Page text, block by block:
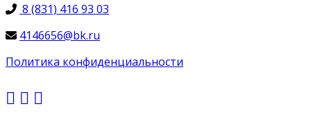
8 (831) 416 93 03
4146656@bk.ru
Политика конфиденциальности